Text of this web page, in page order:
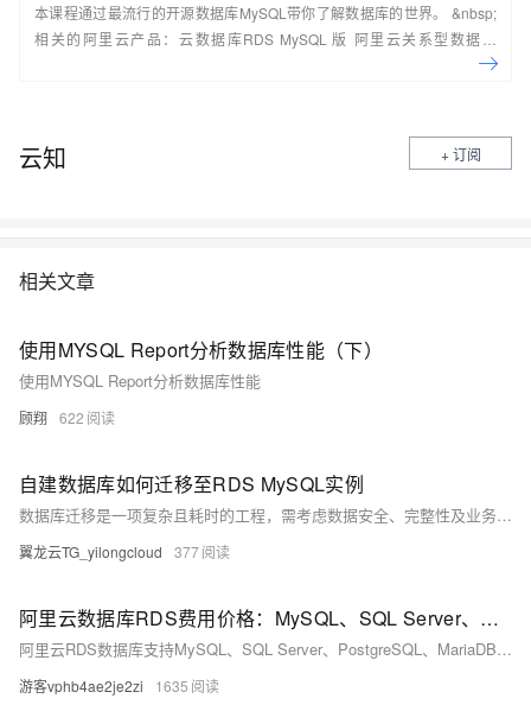
本课程通过最流行的开源数据库MySQL带你了解数据库的世界。 &nbsp;
相关的阿里云产品：云数据库RDS MySQL 版 阿里云关系型数据库
RDS（Relational Database Service）是一种稳定可靠、可弹性伸缩的在
情:&nbsp;https://www.aliyun.com/product/rds/mysql&nbsp;
云知 + 订阅
相关文章
使用MYSQL Report分析数据库性能（下）
使用MYSQL Report分析数据库性能
顾翔 622
自建数据库如何迁移至RDS MySQL实例
数据库迁移是一项复杂且耗时的工程，需考虑数据安全、完整性及业务中断影响。使用阿里云数据传输服务DTS，可快速、平滑完成迁移任务，将应用停机时间降至分钟级。您还可通过全量备份自建数据库并恢复至RDS MySQL实例，实现间接迁移上云。
翼龙云TG_yilongcloud 377
阿里云数据库RDS费用价格：MySQL、SQL Server、PostgreSQL和MariaDB引擎收费标准
阿里云RDS数据库支持MySQL、SQL Server、PostgreSQL、MariaDB，多种引擎优惠上线！MySQL倚天版88元/年，SQL Server 2核4G仅299元/年，PostgreSQL 227元/年起。高可用、可弹性伸缩，安全稳定。详情见官网活动页。
游客vphb4ae2je2zi 1635